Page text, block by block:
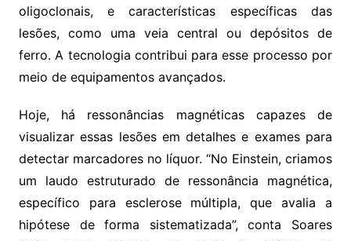
oligoclonais, e características específicas das
lesões, como uma veia central ou depósitos de
ferro. A tecnologia contribui para esse processo por
meio de equipamentos avançados.
Hoje, há ressonâncias magnéticas capazes de
visualizar essas lesões em detalhes e exames para
detectar marcadores no líquor. “No Einstein, criamos
um laudo estruturado de ressonância magnética,
específico para esclerose múltipla, que avalia a
hipótese de forma sistematizada”, conta Soares